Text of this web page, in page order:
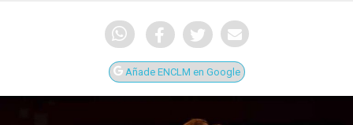
Añade ENCLM en Google